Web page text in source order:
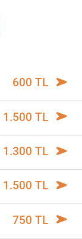
600 TL
1.500 TL
1.300 TL
1.500 TL
750 TL